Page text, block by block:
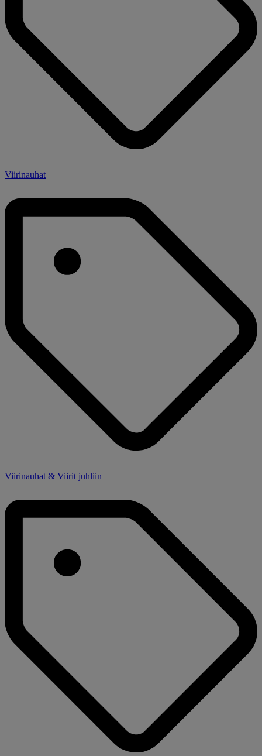
Viirinauhat
Viirinauhat & Viirit juhliin